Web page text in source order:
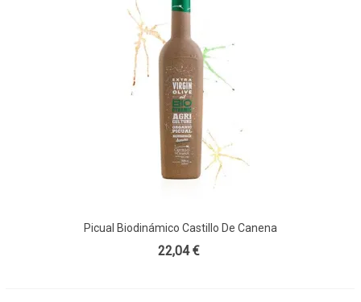
Picual Biodinámico Castillo De Canena
22,04 €